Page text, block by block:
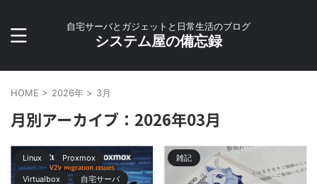
自宅サーバとガジェットと日常生活のブログ
システム屋の備忘録
HOME > 2026年 > 3月
月別アーカイブ：2026年03月
Linux Proxmox
Virtualbox 自宅サーバ
雑記